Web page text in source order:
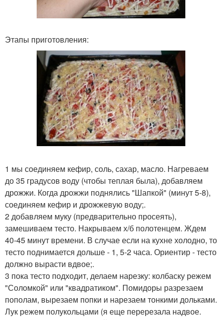
Этапы приготовления:
1 мы соединяем кефир, соль, сахар, масло. Нагреваем
до 35 градусов воду (чтобы теплая была), добавляем
дрожжи. Когда дрожжи поднялись "Шапкой" (минут 5-8),
соединяем кефир и дрожжевую воду;.
2 добавляем муку (предварительно просеять),
замешиваем тесто. Накрываем х/б полотенцем. Ждем
40-45 минут времени. В случае если на кухне холодно, то
тесто поднимается дольше - 1, 5-2 часа. Ориентир - тесто
должно вырасти вдвое;.
3 пока тесто подходит, делаем нарезку: колбаску режем
"Соломкой" или "квадратиком". Помидоры разрезаем
пополам, вырезаем попки и нарезаем тонкими дольками.
Лук режем полукольцами (я еще перерезала надвое.